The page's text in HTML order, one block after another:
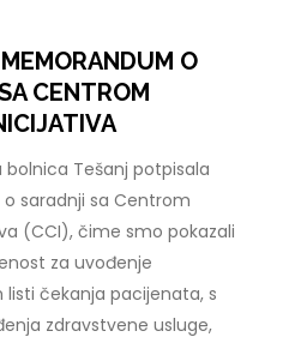
O
CENTROM
bolnica Tešanj potpisala
saradnji sa Centrom
(CCI), čime smo pokazali
za uvođenje
čekanja pacijenata, s
zdravstvene usluge,